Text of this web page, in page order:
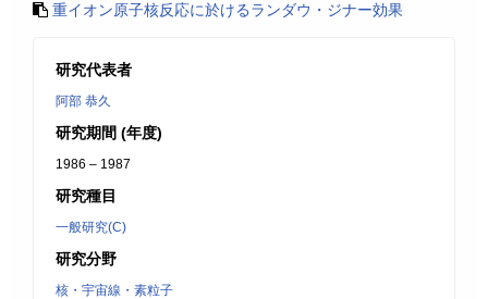
重イオン原子核反応に於けるランダウ・ジナー効果
研究代表者
阿部 恭久
研究期間 (年度)
1986 – 1987
研究種目
一般研究(C)
研究分野
核・宇宙線・素粒子